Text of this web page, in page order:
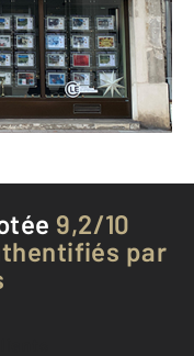
9,2/10
par